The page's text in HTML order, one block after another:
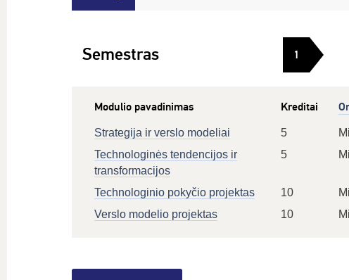
Semestras 1
Modulio pavadinimas Kreditai
Strategija ir verslo modeliai 5
Technologinės tendencijos ir
transformacijos
5
Technologinio pokyčio projektas 10
Verslo modelio projektas
10